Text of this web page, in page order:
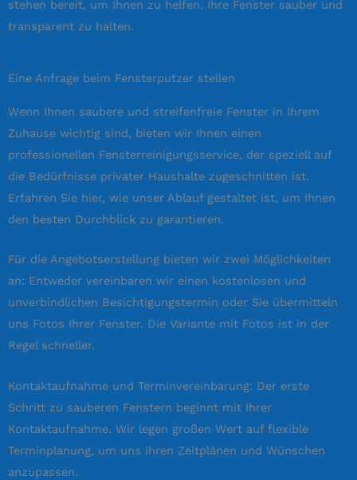
stehen bereit, um Ihnen zu helfen, Ihre Fenster sauber und
transparent zu halten.
Eine Anfrage beim Fensterputzer stellen
Wenn Ihnen saubere und streifenfreie Fenster in Ihrem
Zuhause wichtig sind, bieten wir Ihnen einen
professionellen Fensterreinigungsservice, der speziell auf
die Bedürfnisse privater Haushalte zugeschnitten ist.
Erfahren Sie hier, wie unser Ablauf gestaltet ist, um Ihnen
den besten Durchblick zu garantieren.
Für die Angebotserstellung bieten wir zwei Möglichkeiten
an: Entweder vereinbaren wir einen kostenlosen und
unverbindlichen Besichtigungstermin oder Sie übermitteln
uns Fotos Ihrer Fenster. Die Variante mit Fotos ist in der
Regel schneller.
Kontaktaufnahme und Terminvereinbarung: Der erste
Schritt zu sauberen Fenstern beginnt mit Ihrer
Kontaktaufnahme. Wir legen großen Wert auf flexible
Terminplanung, um uns Ihren Zeitplänen und Wünschen
anzupassen.